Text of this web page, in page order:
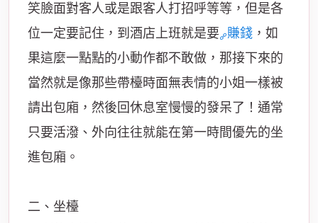
笑臉面對客人或是跟客人打招呼等等，但是各
位一定要記住，到酒店上班就是要
賺錢 ，如
果這麼一點點的小動作都不敢做，那接下來的
當然就是像那些帶檯時面無表情的小姐一樣被
請出包廂，然後回休息室慢慢的發呆了！通常
只要活潑、外向往往就能在第一時間優先的坐
進包廂。
二、坐檯